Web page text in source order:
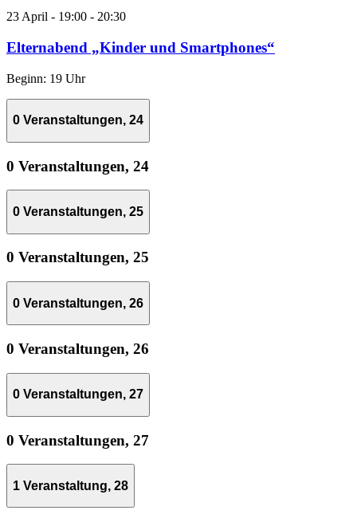
23 April - 19:00 - 20:30
Elternabend „Kinder und Smartphones“
Beginn: 19 Uhr
0 Veranstaltungen, 24
0 Veranstaltungen, 24
0 Veranstaltungen, 25
0 Veranstaltungen, 25
0 Veranstaltungen, 26
0 Veranstaltungen, 26
0 Veranstaltungen, 27
0 Veranstaltungen, 27
1 Veranstaltung, 28